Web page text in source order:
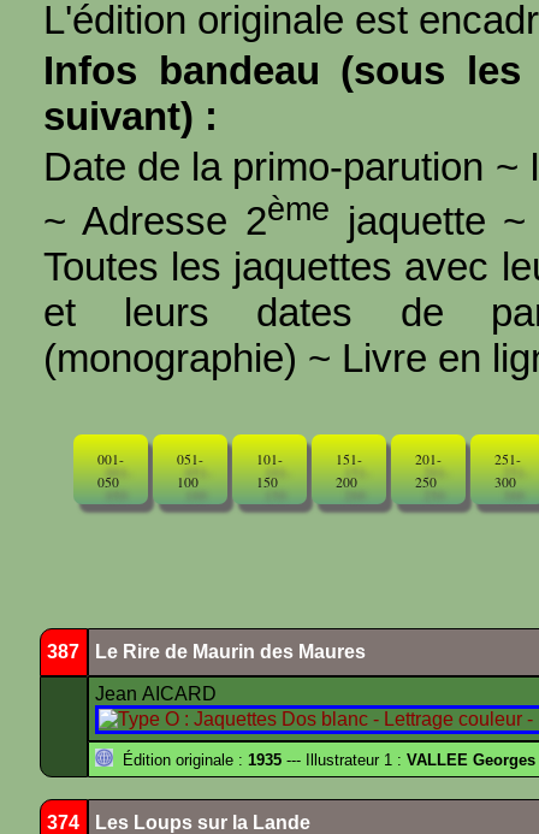
L'édition originale est
Infos bandeau (sous
suivant) :
Date de la primo-parution ~
~ Adresse 2ème jaquette
Toutes les jaquettes avec
et leurs dates de
(monographie) ~ Livre en
001-
050
051-
100
101-
150
151-
200
201-
250
251-
300
387 Le Rire de Maurin des Maures
Jean AICARD
Édition originale : 1935 --- Illustrateur 1 : VALLEE Georges
374 Les Loups sur la Lande